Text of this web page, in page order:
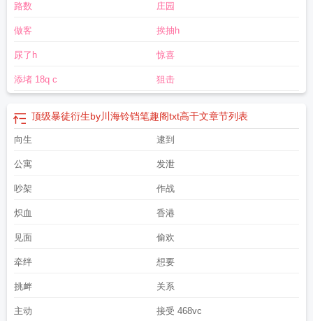
路数 庄园
做客 挨抽h
尿了h 惊喜
添堵 18q c 狙击
顶级暴徒衍生by川海铃铛笔趣阁txt高干文章节列表
向生 逮到
公寓 发泄
吵架 作战
炽血 香港
见面 偷欢
牵绊 想要
挑衅 关系
主动 接受 468vc